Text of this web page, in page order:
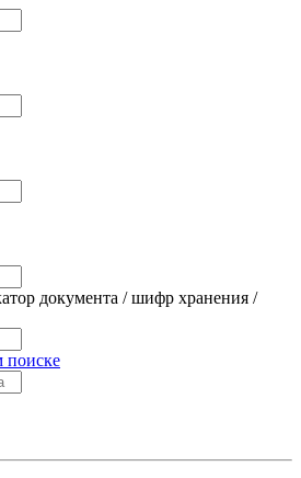
документа / шифр хранения /
поиске